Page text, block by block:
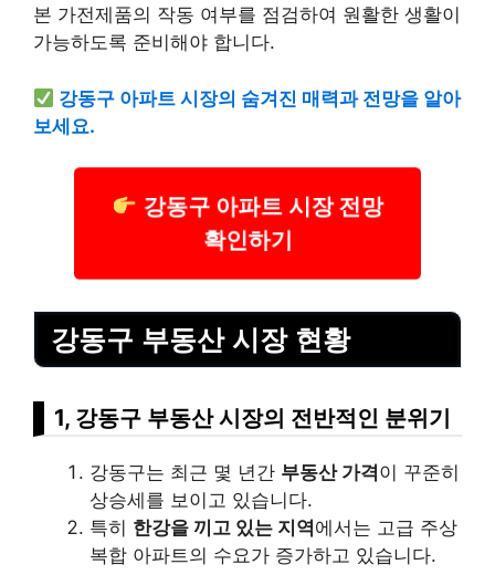
본 가전제품의 작동 여부를 점검하여 원활한 생활이
가능하도록 준비해야 합니다.
강동구 아파트 시장의 숨겨진 매력과 전망을 알아
보세요.
강동구 아파트 시장 전망
확인하기
강동구 부동산 시장 현황
1, 강동구 부동산 시장의 전반적인 분위기
강동구는 최근 몇 년간 부동산 가격이 꾸준히
상승세를 보이고 있습니다.
특히 한강을 끼고 있는 지역에서는 고급 주상
복합 아파트의 수요가 증가하고 있습니다.